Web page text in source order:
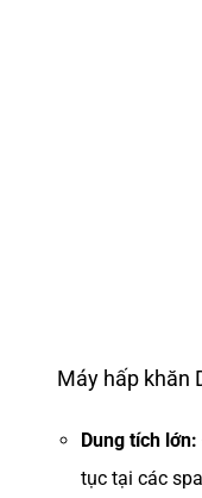
Máy hấp khăn
Dung tích lớn:
tục tại các